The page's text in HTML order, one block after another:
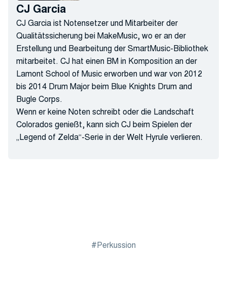
CJ Garcia
CJ Garcia ist Notensetzer und Mitarbeiter der
Qualitätssicherung bei MakeMusic, wo er an der
Erstellung und Bearbeitung der SmartMusic-Bibliothek
mitarbeitet. CJ hat einen BM in Komposition an der
Lamont School of Music erworben und war von 2012
bis 2014 Drum Major beim Blue Knights Drum and
Bugle Corps.
Wenn er keine Noten schreibt oder die Landschaft
Colorados genießt, kann sich CJ beim Spielen der
„Legend of Zelda“-Serie in der Welt Hyrule verlieren.
Perkussion